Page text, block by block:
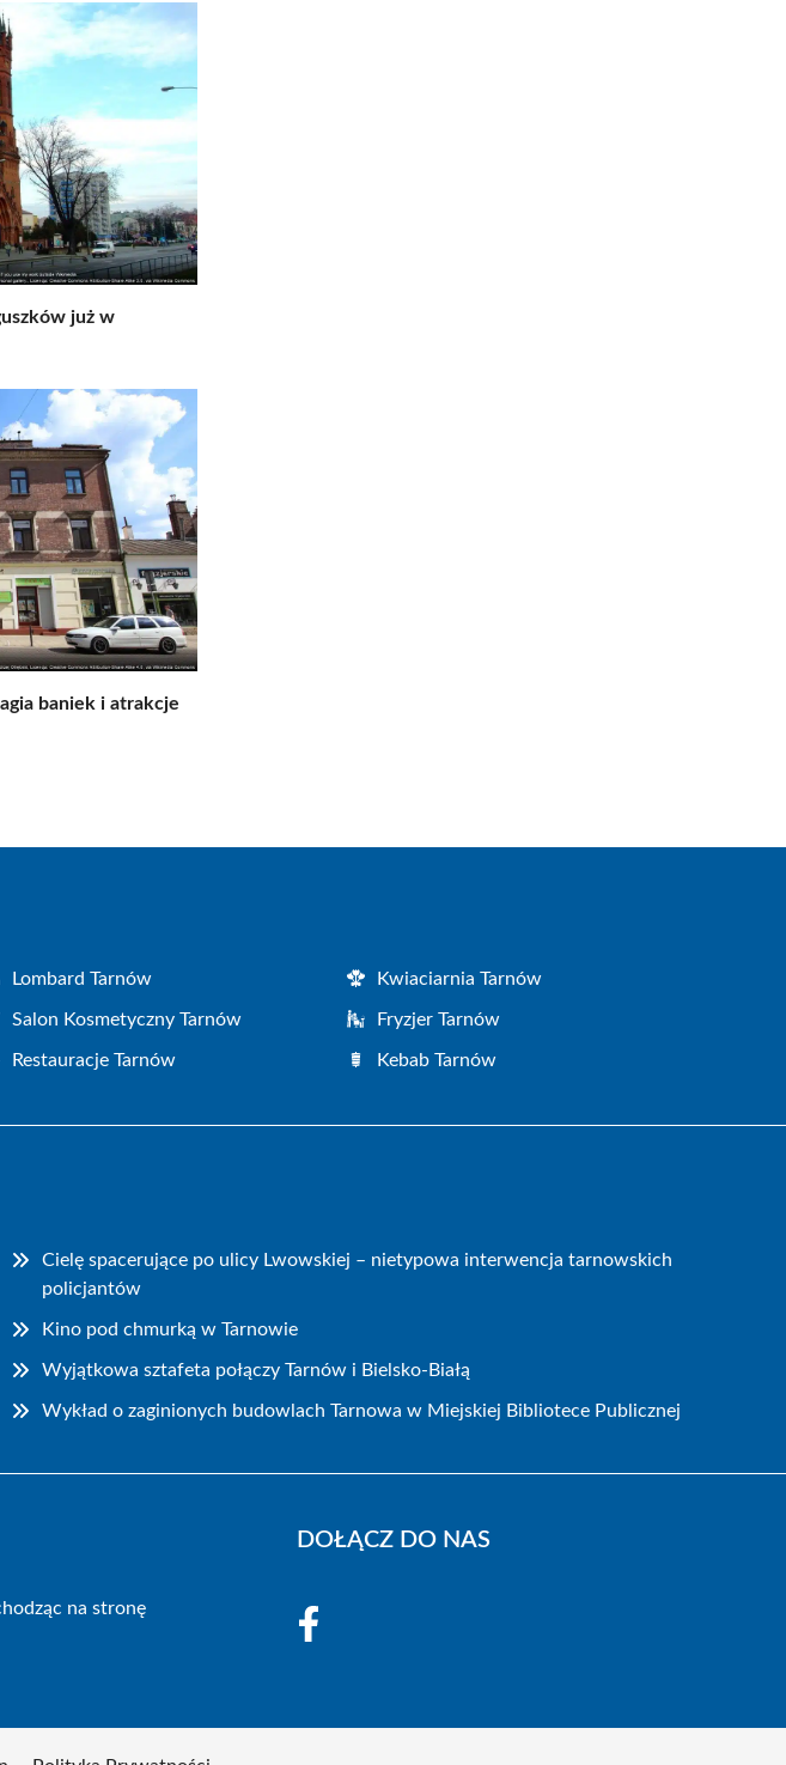
już w
baniek i atrakcje
Lombard Tarnów Kwiaciarnia Tarnów
Salon Kosmetyczny Tarnów Fryzjer Tarnów
Restauracje Tarnów Kebab Tarnów
Cielę spacerujące po ulicy Lwowskiej – nietypowa interwencja tarnowskich
policjantów
Kino pod chmurką w Tarnowie
Wyjątkowa sztafeta połączy Tarnów i Bielsko-Białą
Wykład o zaginionych budowlach Tarnowa w Miejskiej Bibliotece Publicznej
na stronę
DOŁĄCZ DO NAS